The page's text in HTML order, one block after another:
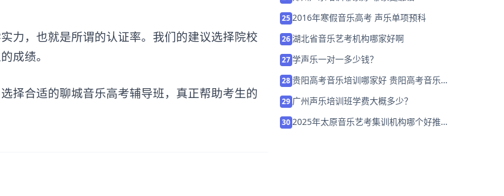
，也就是所谓的认证率。我们的建议选择院校
成绩。
合适的聊城音乐高考辅导班，真正帮助考生的
252016年寒假音乐高考 声乐单项预科
26湖北省音乐艺考机构哪家好啊
27学声乐一对一多少钱？
28贵阳高考音乐培训哪家好 贵阳高考音乐培
29 广州声乐培训班学费大概多少？
302025年太原音乐艺考集训机构哪个好推荐